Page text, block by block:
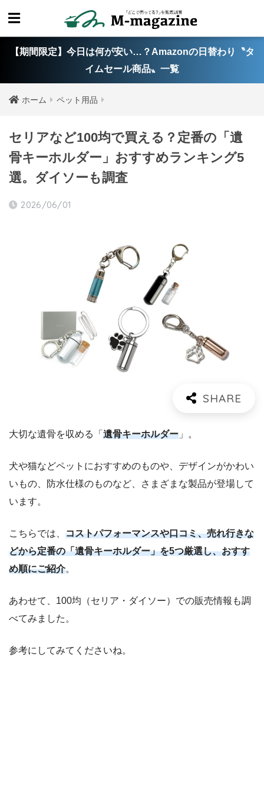
【期間限定】今日は何が安い…？Amazonの日替わり〝タ
イムセール商品〟一覧
ホーム ペット用品
セリアなど100均で買える？定番の「遺
骨キーホルダー」おすすめランキング5
選。ダイソーも調査
2026/06/01
大切な遺骨を収める「 遺骨キーホルダー 」。
犬や猫などペットにおすすめのものや、デザインがかわい
いもの、防水仕様のものなど、さまざまな製品が登場して
います。
こちらでは、 コストパフォーマンスや口コミ、売れ行きな
どから定番の「遺骨キーホルダー」を5つ厳選し、おすす
め順にご紹介。
あわせて、100均（セリア・ダイソー）での販売情報も調
べてみました。
参考にしてみてくださいね。